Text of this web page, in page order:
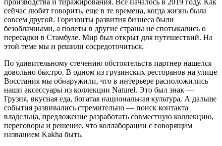
сейчас любят говорить, еще в те времена, когда жизнь была
совсем другой. Горизонты развития бизнеса были
безоблачными, а полеты в другие страны не спотыкались о
пересадки в Стамбуле. Мир был открыт для путешествий. На
этой теме мы и решили сосредоточиться.
По удивительному стечению обстоятельств партнер нашелся
довольно быстро. В одном из грузинских ресторанов на улице
Восстания мы обнаружили, что в интерьере расположились
наши аксессуары из коллекции Naturel. Это был знак —
Грузия, вкусная еда, богатая национальная культура. А дальше
события развивались стремительно — поиск контакта
владельца, предложение разработать совместную коллекцию,
переговоры и решение, что коллаборации с говорящим
названием Kakha быть.